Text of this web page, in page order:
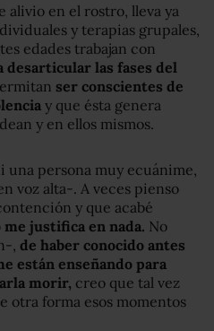
alivio en el rostro, lleva ya
y terapias grupales,
edades trabajan con
desarticular las fases del
ser conscientes de
y que ésta genera
y en ellos mismos.
persona muy ecuánime,
voz alta-. A veces pienso
y que acabé
me justifica en nada. No
, de haber conocido antes
están enseñando para
morir, creo que tal vez
otra forma esos momentos